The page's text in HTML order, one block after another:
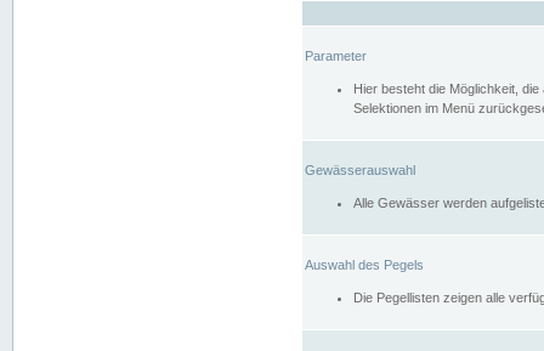
Parameter
Hier besteht die Möglichkeit,
Selektionen im Menü
Gewässerauswahl
Alle Gewässer werden
Auswahl des Pegels
Die Pegellisten zeigen alle